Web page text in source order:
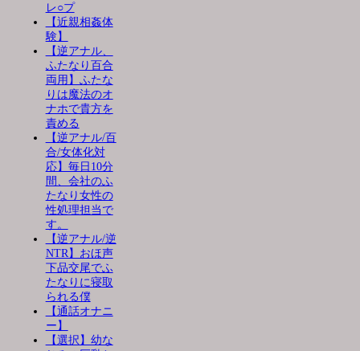
レ○プ
【近親相姦体
験】
【逆アナル、
ふたなり百合
両用】ふたな
りは魔法のオ
ナホで貴方を
責める
【逆アナル/百
合/女体化対
応】毎日10分
間、会社のふ
たなり女性の
性処理担当で
す。
【逆アナル/逆
NTR】おほ声
下品交尾でふ
たなりに寝取
られる僕
【通話オナニ
ー】
【選択】幼な